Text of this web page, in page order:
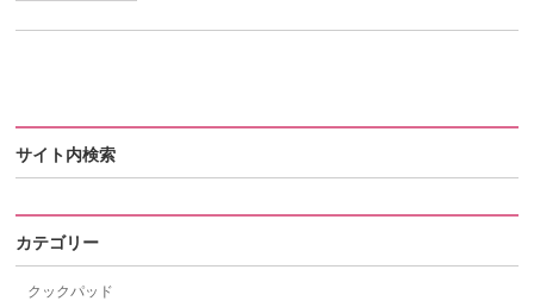
サイト内検索
カテゴリー
クックパッド